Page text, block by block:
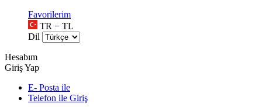
Favorilerim
TR − TL
Dil
Hesabım
Giriş Yap
E- Posta ile
Telefon ile Giriş